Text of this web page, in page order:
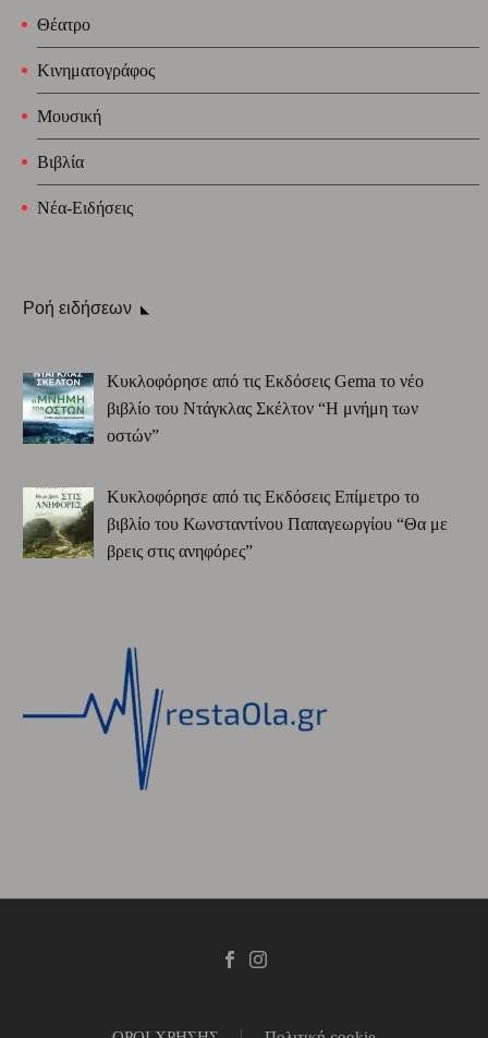
Θέατρο
Κινηματογράφος
Μουσική
Βιβλία
Νέα-Ειδήσεις
Ροή ειδήσεων
Κυκλοφόρησε από τις Εκδόσεις Gema το νέο
βιβλίο του Ντάγκλας Σκέλτον “Η μνήμη των
οστών”
Κυκλοφόρησε από τις Εκδόσεις Επίμετρο το
βιβλίο του Κωνσταντίνου Παπαγεωργίου “Θα με
βρεις στις ανηφόρες”